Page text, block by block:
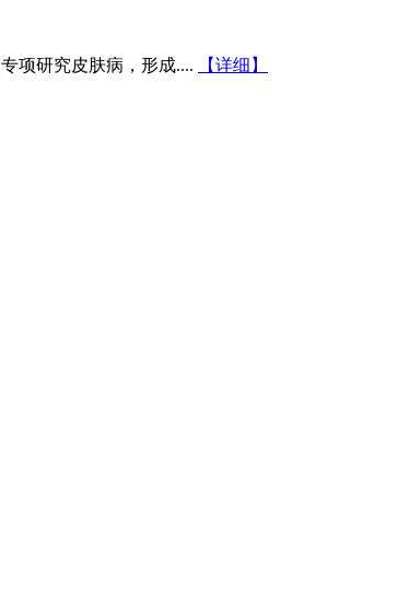
项研究皮肤病，形成.... 【详细】